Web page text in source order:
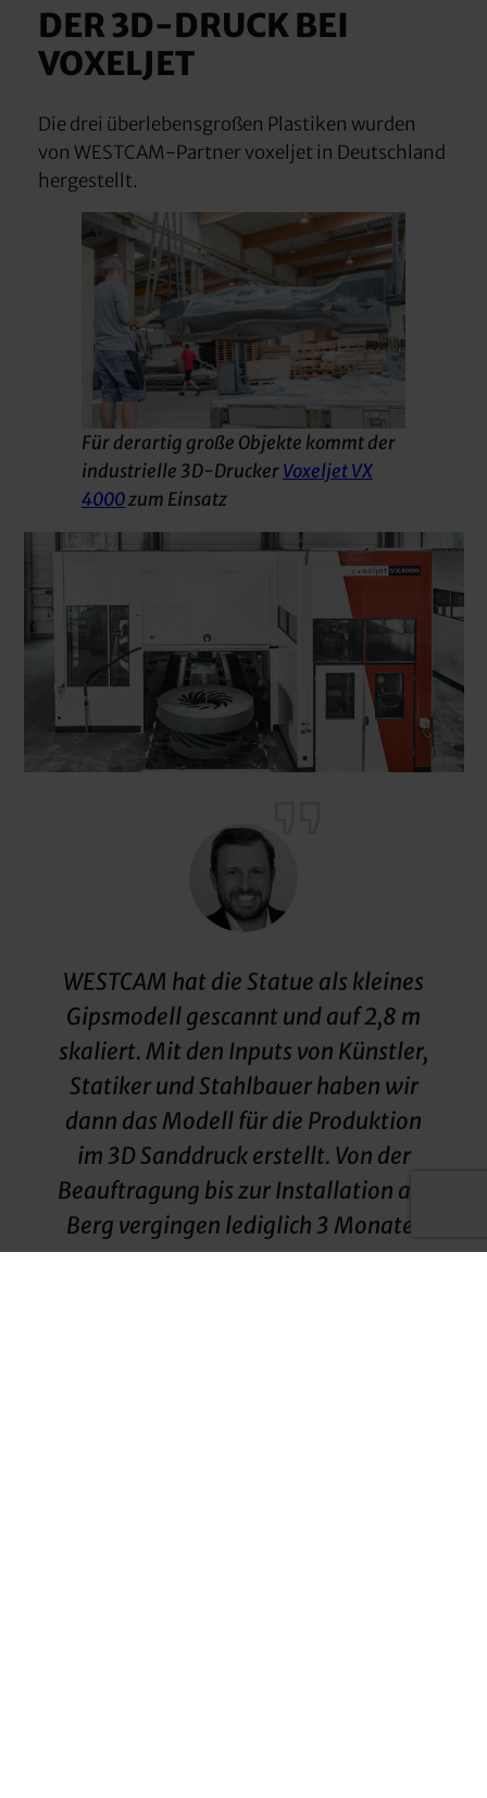
DER 3D-DRUCK BEI
VOXELJET
Die drei überlebensgroßen Plastiken wurden
von WESTCAM-Partner voxeljet in Deutschland
hergestellt.
Für derartig große Objekte kommt der
industrielle 3D-DruckerVoxeljet VX
4000zum Einsatz
WESTCAM hat die Statue als kleines
Gipsmodell gescannt und auf 2,8 m
skaliert. Mit den Inputs von Künstler,
Statiker und Stahlbauer haben wir
dann das Modell für die Produktion
im 3D Sanddruck erstellt. Von der
Beauftragung bis zur Installation am
Berg vergingen lediglich 3 Monate!